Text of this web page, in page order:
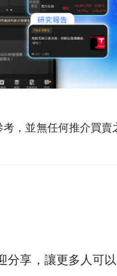
，並無任何推介買
分享，讓更多人可以